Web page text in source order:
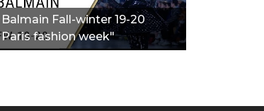
Balmain Fall-winter 19-20
Paris fashion week"